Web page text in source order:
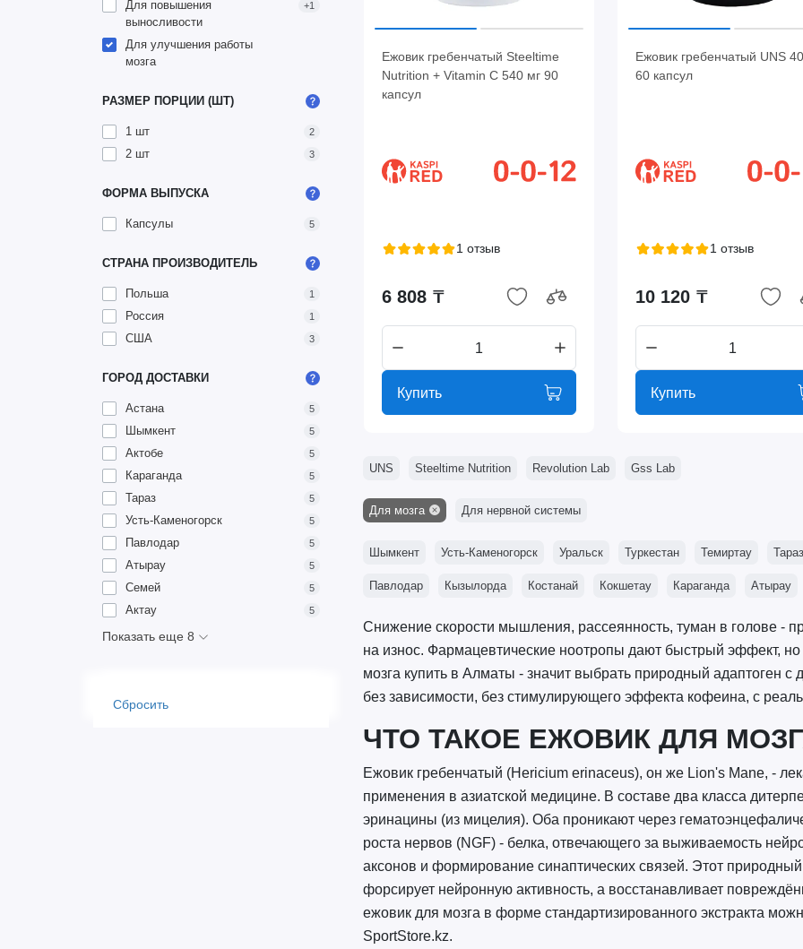
Для повышения
выносливости
+1
Для улучшения работы
мозга
РАЗМЕР ПОРЦИИ (ШТ)
1 шт 2
2 шт 3
ФОРМА ВЫПУСКА
Капсулы 5
СТРАНА ПРОИЗВОДИТЕЛЬ
Польша 1
Россия 1
США 3
ГОРОД ДОСТАВКИ
Астана 5
Шымкент 5
Актобе 5
Караганда 5
Тараз 5
Усть-Каменогорск 5
Павлодар 5
Атырау 5
Семей 5
Актау 5
Показать еще 8
Сбросить
Ежовик гребенчатый Steeltime
Nutrition + Vitamin C 540 мг 90
капсул
1 отзыв
6 808 ₸
Купить
Ежовик гребенчатый UNS
60 капсул
1 отзыв
10 120 ₸
Купить
UNS Steeltime Nutrition Revolution Lab Gss Lab
Для мозга Для нервной системы
Шымкент Усть-Каменогорск Уральск Туркестан Темиртау Тараз
Павлодар Кызылорда Костанай Кокшетау Караганда Атырау
Снижение скорости мышления, рассеянность, туман в голове -
на износ. Фармацевтические ноотропы дают быстрый эффект,
мозга купить в Алматы - значит выбрать природный адаптоген
без зависимости, без стимулирующего эффекта кофеина, с
ЧТО ТАКОЕ ЕЖОВИК ДЛЯ
Ежовик гребенчатый (Hericium erinaceus), он же Lion's Mane, -
применения в азиатской медицине. В составе два класса
эринацины (из мицелия). Оба проникают через
роста нервов (NGF) - белка, отвечающего за выживаемость
аксонов и формирование синаптических связей. Этот
форсирует нейронную активность, а восстанавливает
ежовик для мозга в форме стандартизированного экстракта
SportStore.kz.